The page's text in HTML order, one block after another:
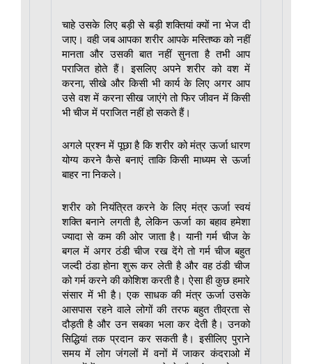
चाहे उसके लिए बड़ी से बड़ी शक्तियां क्यों ना भेज दी
जाए। वही जब आपका शरीर आपके मस्तिष्क को नहीं
मानता और उसकी बात नहीं सुनता है तभी आप
पराजित होते हैं। इसलिए अपने शरीर को वश में
करना, सीखे और किसी भी कार्य के लिए अगर आप
उसे वश में करना सीख जाएंगे तो फिर जीवन में किसी
भी चीज में पराजित नहीं हो सकते हैं।
अगले प्रश्न में पूछा है कि शरीर को मंत्र ऊर्जा धारण
योग्य करने कैसे बनाएं ताकि किसी माध्यम से ऊर्जा
बाहर ना निकले।
शरीर को नियंत्रित करने के लिए मंत्र ऊर्जा स्वयं
शक्ति बनाने लगती है, लेकिन ऊर्जा का बहाव हमेशा
ज्यादा से कम की ओर जाता है। यानी गर्म चीज के
बगल में अगर ठंडी चीज रख देंगे तो गर्म चीज बहुत
जल्दी ठंडा होना शुरू कर लेती है और वह ठंडी चीज
को गर्म करने की कोशिश करती है। ऐसा ही कुछ हमारे
संसार में भी है। एक साधक की मंत्र ऊर्जा उसके
आसपास रहने वाले लोगों की तरफ बहुत तीव्रता से
दौड़ती है और उन सबका भला कर देती है। उनको
सिद्धियां तक प्रदान कर सकती है। इसीलिए पुराने
समय में लोग जंगलों में वनों में जाकर कंदराओ में